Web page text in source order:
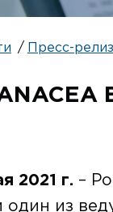
Пресс-
2021 г. –
из